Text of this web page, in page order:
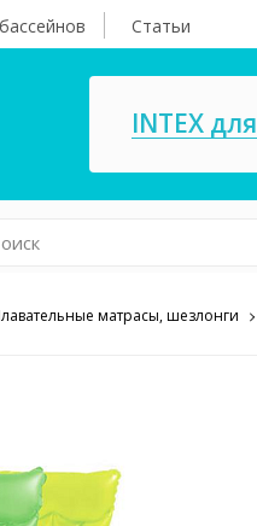
Статьи
INTEX
Насосы,
матрасы, шезлонги